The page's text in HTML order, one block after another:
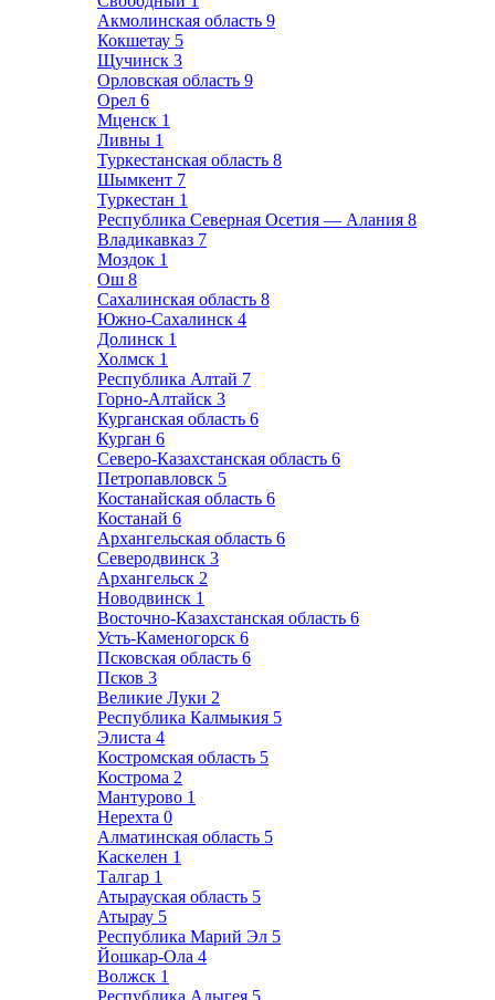
Акмолинская область 9
Кокшетау 5
Щучинск 3
Орловская область 9
Орел 6
Мценск 1
Ливны 1
Туркестанская область 8
Шымкент 7
Туркестан 1
Республика Северная Осетия — Алания 8
Владикавказ 7
Моздок 1
Ош 8
Сахалинская область 8
Южно-Сахалинск 4
Долинск 1
Холмск 1
Республика Алтай 7
Горно-Алтайск 3
Курганская область 6
Курган 6
Северо-Казахстанская область 6
Петропавловск 5
Костанайская область 6
Костанай 6
Архангельская область 6
Северодвинск 3
Архангельск 2
Новодвинск 1
Восточно-Казахстанская область 6
Усть-Каменогорск 6
Псковская область 6
Псков 3
Великие Луки 2
Республика Калмыкия 5
Элиста 4
Костромская область 5
Кострома 2
Мантурово 1
Нерехта 0
Алматинская область 5
Каскелен 1
Талгар 1
Атырауская область 5
Атырау 5
Республика Марий Эл 5
Йошкар-Ола 4
Волжск 1
Республика Адыгея 5